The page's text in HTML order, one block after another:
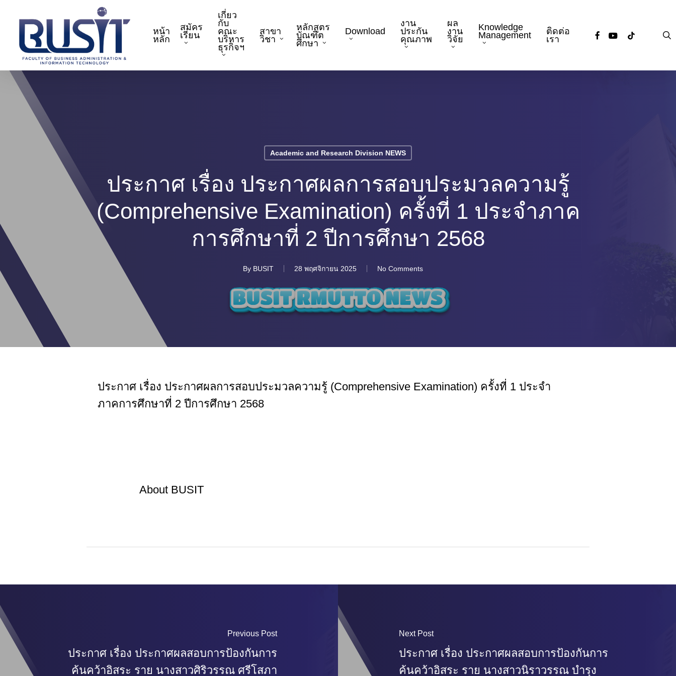
content
หน้า
หลัก
สมัคร
เรียน
เกี่ยว
กับ
คณะ
บริหาร
ธุรกิจฯ
สาขา
วิชา
หลักสูตร
บัณฑิต
ศึกษา
Download
งาน
ประกัน
คุณภาพ
ผล
งาน
วิจัย
Knowledge
Management
ติดต่อ
เรา
facebookyoutube
tiktok
Academic and Research Division NEWS
ประกาศ เรื่อง ประกาศผลการสอบประมวลความรู้
(Comprehensive Examination) ครั้งที่ 1 ประจำภาค
การศึกษาที่ 2 ปีการศึกษา 2568
By BUSIT 28 พฤศจิกายน 2025 No Comments
ประกาศ เรื่อง ประกาศผลการสอบประมวลความรู้ (Comprehensive Examination) ครั้งที่ 1 ประจำ
ภาคการศึกษาที่ 2 ปีการศึกษา 2568
About BUSIT
Previous Post
ประกาศ เรื่อง ประกาศผลสอบการป้องกันการ
ค้นคว้าอิสระ ราย นางสาวศิริวรรณ ศรีโสภา
Next Post
ประกาศ เรื่อง ประกาศผลสอบการป้องกันการ
ค้นคว้าอิสระ ราย นางสาวนิราวรรณ บำรุง